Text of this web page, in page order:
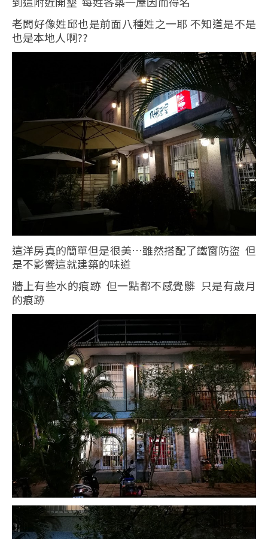
老闆好像姓邱也是前面八種姓之一耶 不知道是不是
也是本地人啊??
這洋房真的簡單但是很美…雖然搭配了鐵窗防盜 但
是不影響這就建築的味道
牆上有些水的痕跡 但一點都不感覺髒 只是有歲月
的痕跡